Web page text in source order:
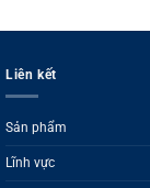
Liên kết
Sản phẩm
Lĩnh vực